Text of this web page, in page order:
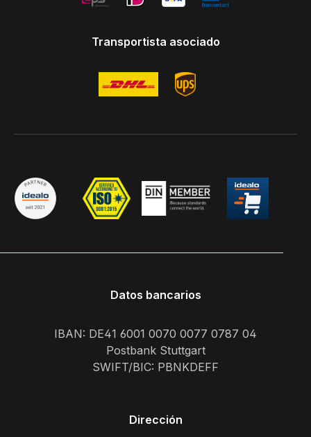
Transportista asociado
Datos bancarios
IBAN: DE41 6001 0070 0077 0787 04
Postbank Stuttgart
SWIFT/BIC: PBNKDEFF
Dirección